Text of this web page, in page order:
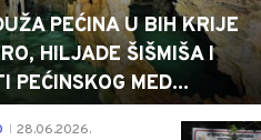
PEĆINA U BIH KRIJE
HILJADE ŠIŠMIŠA I
PEĆINSKOG MED...
28.06.2026.